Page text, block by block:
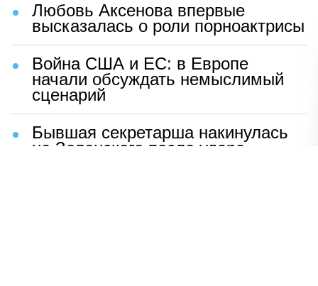
Любовь Аксенова впервые
высказалась о роли порноактрисы
Война США и ЕС: в Европе
начали обсуждать немыслимый
сценарий
Бывшая секретарша накинулась
на Зеленского после удара